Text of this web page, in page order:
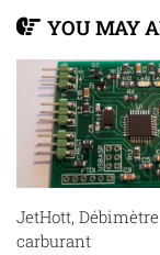
YOU MAY
JetHott, Débimètre
carburant